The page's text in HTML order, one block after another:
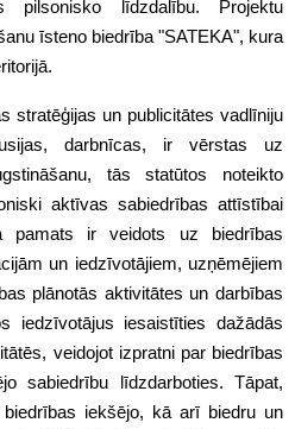
pilsonisko līdzdalību. Projektu
īsteno biedrība "SATEKA", kura
stratēģijas un publicitātes vadlīniju
darbnīcas, ir vērstas uz
tās statūtos noteikto
aktīvas sabiedrības attīstībai
pamats ir veidots uz biedrības
un iedzīvotājiem, uzņēmējiem
plānotās aktivitātes un darbības
iedzīvotājus iesaistīties dažādās
veidojot izpratni par biedrības
sabiedrību līdzdarboties. Tāpat,
iekšējo, kā arī biedru un